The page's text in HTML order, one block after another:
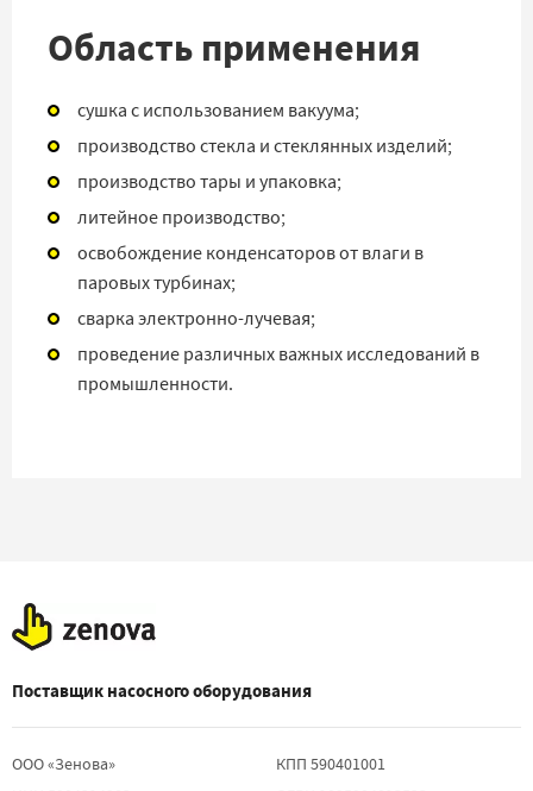
Область применения
сушка с использованием вакуума;
производство стекла и стеклянных изделий;
производство тары и упаковка;
литейное производство;
освобождение конденсаторов от влаги в
паровых турбинах;
сварка электронно-лучевая;
проведение различных важных исследований в
промышленности.
Поставщик насосного оборудования
ООО «Зенова»
КПП 590401001